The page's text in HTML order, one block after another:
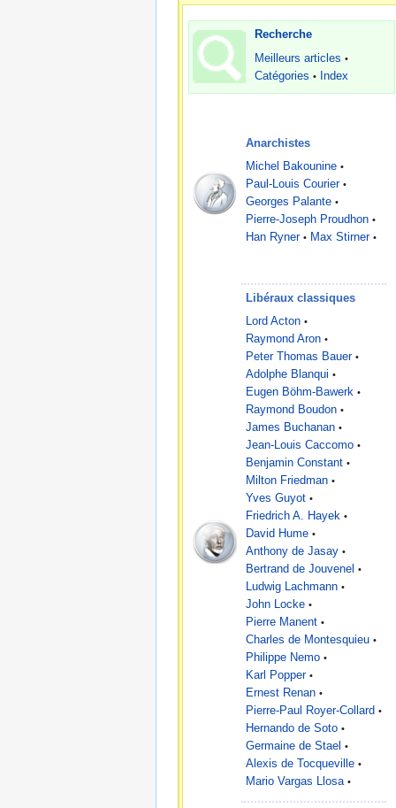
Recherche
Meilleurs articles •
Catégories • Index
Anarchistes
Michel Bakounine •
Paul-Louis Courier •
Georges Palante •
Pierre-Joseph Proudhon •
Han Ryner • Max Stirner •
Libéraux classiques
Lord Acton •
Raymond Aron •
Peter Thomas Bauer •
Adolphe Blanqui •
Eugen Böhm-Bawerk •
Raymond Boudon •
James Buchanan •
Jean-Louis Caccomo •
Benjamin Constant •
Milton Friedman •
Yves Guyot •
Friedrich A. Hayek •
David Hume •
Anthony de Jasay •
Bertrand de Jouvenel •
Ludwig Lachmann •
John Locke •
Pierre Manent •
Charles de Montesquieu •
Philippe Nemo •
Karl Popper •
Ernest Renan •
Pierre-Paul Royer-Collard •
Hernando de Soto •
Germaine de Stael •
Alexis de Tocqueville •
Mario Vargas Llosa •